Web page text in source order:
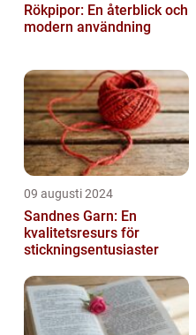
Rökpipor: En återblick och
modern användning
09 augusti 2024
Sandnes Garn: En
kvalitetsresurs för
stickningsentusiaster